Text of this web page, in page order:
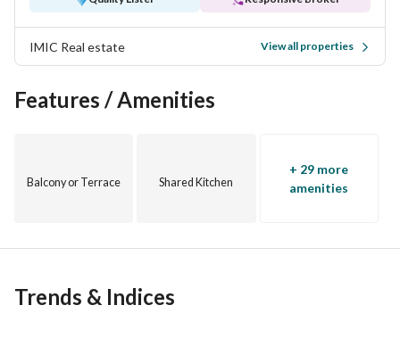
IMIC Real estate View all properties
Features / Amenities
Balcony or Terrace Shared Kitchen
+ 29 more
amenities
Trends & Indices